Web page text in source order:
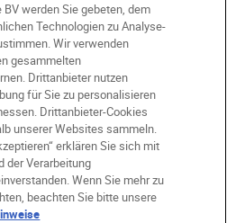
werden Sie gebeten, dem
Technologien zu Analyse-
Wir verwenden
gesammelten
Drittanbieter nutzen
für Sie zu personalisieren
Drittanbieter-Cookies
unserer Websites sammeln.
erklären Sie sich mit
der Verarbeitung
Wenn Sie mehr zu
beachten Sie bitte unsere